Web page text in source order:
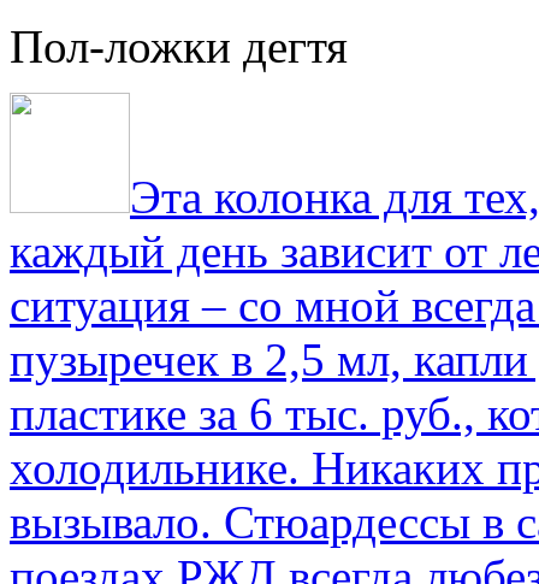
Пол-ложки дегтя
Эта колонка для
каждый день зависит от
ситуация – со мной
пузыречек в 2,5 мл,
пластике за 6 тыс. руб.,
холодильнике. Никаких
вызывало. Стюардессы в